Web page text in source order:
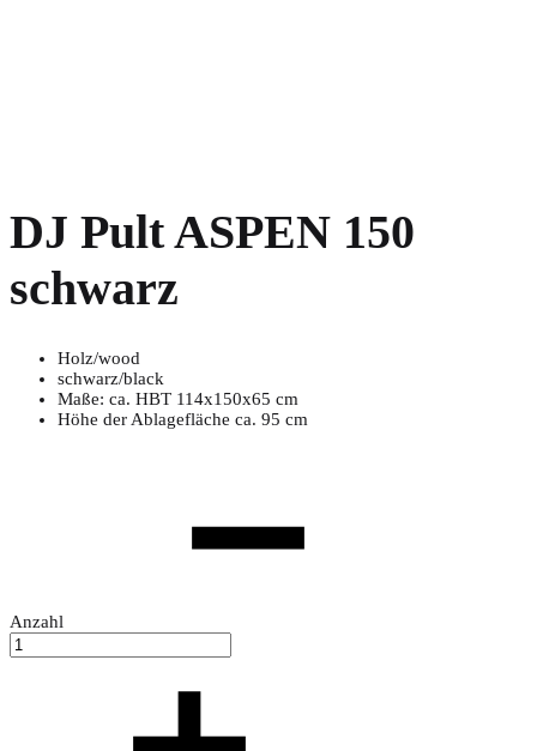
DJ Pult ASPEN 150
schwarz
Holz/wood
schwarz/black
Maße: ca. HBT 114x150x65 cm
Höhe der Ablagefläche ca. 95 cm
Anzahl